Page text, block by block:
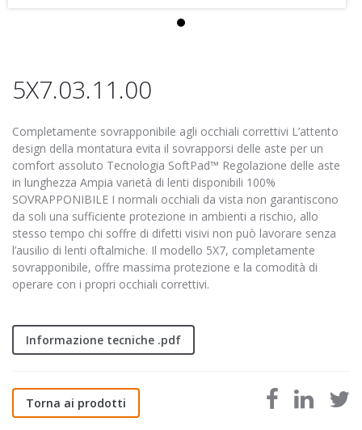
5X7.03.11.00
Completamente sovrapponibile agli occhiali correttivi L’attento
design della montatura evita il sovrapporsi delle aste per un
comfort assoluto Tecnologia SoftPad™ Regolazione delle aste
in lunghezza Ampia varietà di lenti disponibili 100%
SOVRAPPONIBILE I normali occhiali da vista non garantiscono
da soli una sufficiente protezione in ambienti a rischio, allo
stesso tempo chi soffre di difetti visivi non può lavorare senza
l’ausilio di lenti oftalmiche. Il modello 5X7, completamente
sovrapponibile, offre massima protezione e la comodità di
operare con i propri occhiali correttivi.
Informazione tecniche .pdf
Torna ai prodotti